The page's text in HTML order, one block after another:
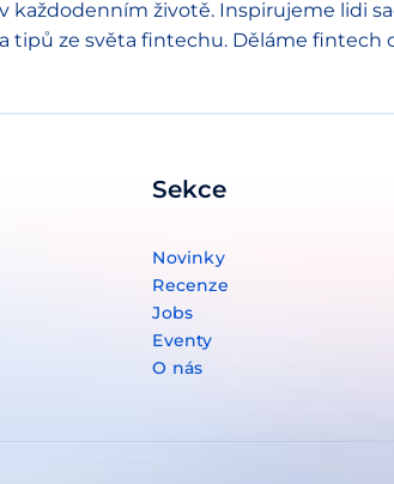
v každodenním životě. Inspirujeme lidi
a tipů ze světa fintechu. Děláme fintech
Sekce
Novinky
Recenze
Jobs
Eventy
O nás